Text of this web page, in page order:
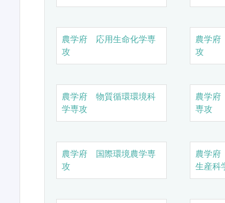
農学府 応用生命化学専
攻
農学
攻
農学府 物質循環環境科
学専攻
農学
専攻
農学府 国際環境農学専
攻
農学
生産科